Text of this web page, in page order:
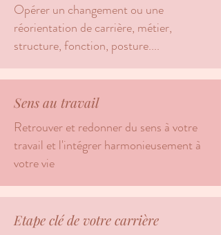
Opérer un changement ou une
réorientation de carrière, métier,
structure, fonction, posture....
Sens au travail
Retrouver et redonner du sens à votre
travail et l'intégrer harmonieusement à
votre vie
Etape clé de votre carrière